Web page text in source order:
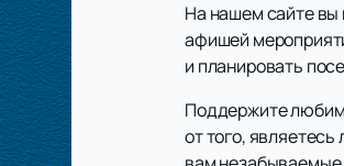
На нашем сайте вы
афишей
и планировать
Поддержите
от того,